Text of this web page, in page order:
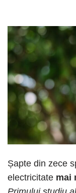
Șapte din zece
electricitate mai